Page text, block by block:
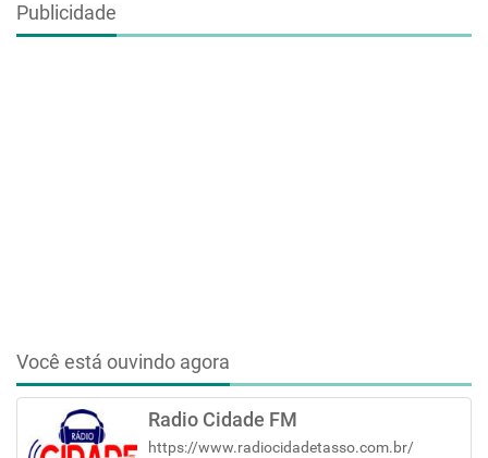
Publicidade
Você está ouvindo agora
Radio Cidade FM
https://www.radiocidadetasso.com.br/